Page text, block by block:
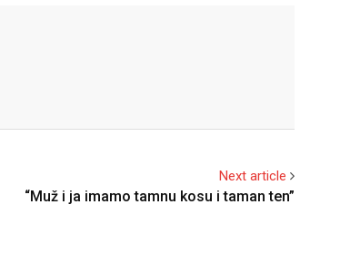
Next article
“Muž i ja imamo tamnu kosu i taman ten”